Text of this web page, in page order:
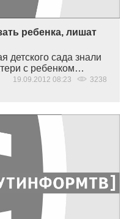
ребенка, лишат
детского сада знали
с ребенком…
19.09.2012 08:23 3238